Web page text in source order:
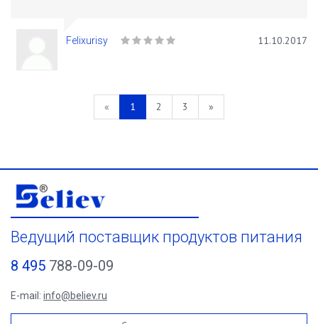
Felixurisy 11.10.2017
« 1 2 3 »
Ведущий поставщик продуктов питания
8 495 788-09-09
E-mail: info@believ.ru